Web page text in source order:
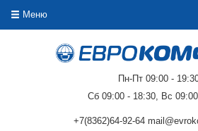
Меню
Пн-Пт 09:00 -
Сб 09:00 - 18:30, Вс
+7(8362)64-92-64